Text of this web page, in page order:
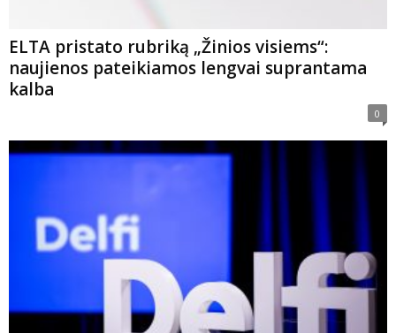
ELTA pristato rubriką „Žinios visiems“:
naujienos pateikiamos lengvai suprantama
kalba
0